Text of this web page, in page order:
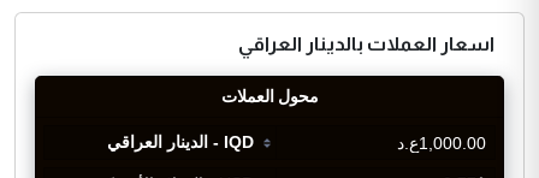
اسعار العملات بالدينار العراقي